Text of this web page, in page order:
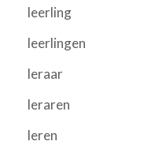
leerling
leerlingen
leraar
leraren
leren